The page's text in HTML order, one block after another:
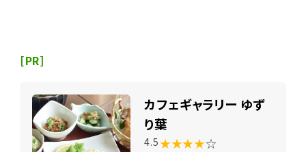
[PR]
カフェギャラリー ゆず
り葉
4.5 ★★★★☆